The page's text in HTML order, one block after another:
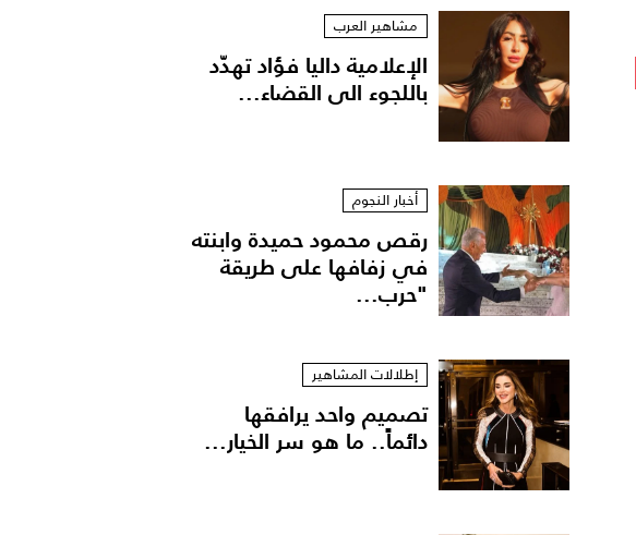
أسعار تذاكر حفل تامر حسني
مشاهير العرب
الإعلامية داليا فؤاد تهدّد
باللجوء الى القضاء...
أخبار النجوم
رقص محمود حميدة وابنته
في زفافها على طريقة
"حرب...
إطلالات المشاهير
تصميم واحد يرافقها
دائماً.. ما هو سر الخيار...